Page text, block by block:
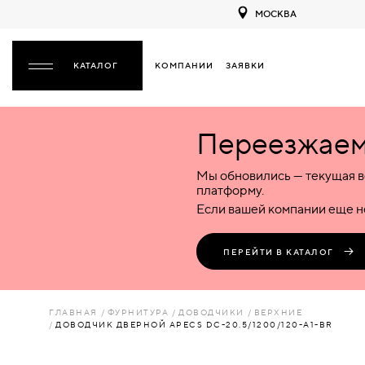
МОСКВА
КОМПАНИИ ЗАЯВКИ
НАЗАД
ПЛАСТИКОВЫЕ
ЛЮКИ
Межкомнатные
Деревянные
Пластиковые
Комбинированные
Входные
Металлические
Пластиковые
Стеклянные
Комбинированные
Специализированные
Металлические
Пластиковые
Стеклянные
Комбинированные
Мы обновились — текущая
платформу.
Если вашей компании еще
ПЕРЕЙТИ В КАТАЛОГ
ГЛАВНАЯ ФУРНИТУРА ДОВОДЧИКИ
ВЕРХНИЕ
ДОВОДЧИК ДВЕРНОЙ APECS DC-20.5/1200/120-A1-BR